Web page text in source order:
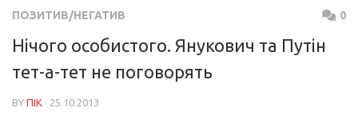
ПОЗИТИВ/НЕГАТИВ 0
Нічого особистого. Янукович та Путін
тет-а-тет не поговорять
BY ПІК · 25.10.2013